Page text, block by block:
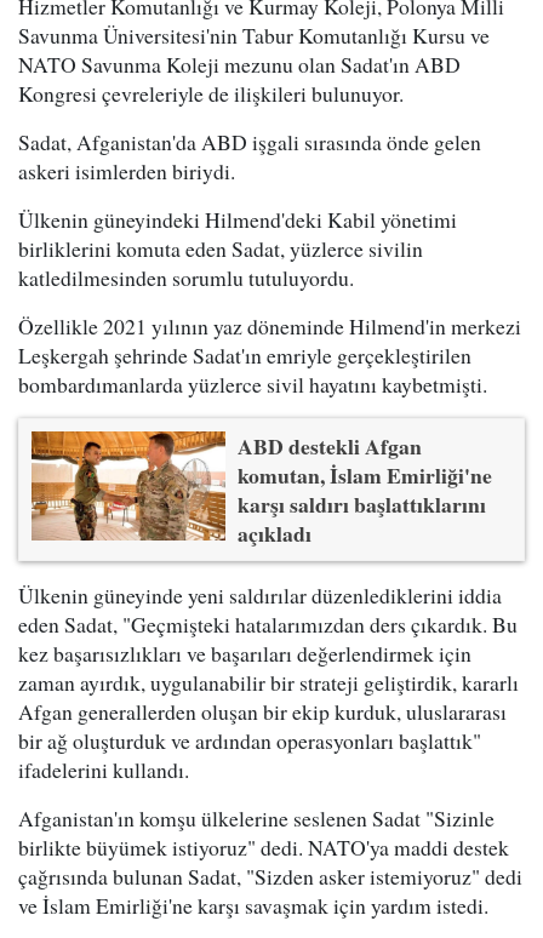
Hizmetler Komutanlığı ve Kurmay Koleji, Polonya Milli
Savunma Üniversitesi'nin Tabur Komutanlığı Kursu ve
NATO Savunma Koleji mezunu olan Sadat'ın ABD
Kongresi çevreleriyle de ilişkileri bulunuyor.
Sadat, Afganistan'da ABD işgali sırasında önde gelen
askeri isimlerden biriydi.
Ülkenin güneyindeki Hilmend'deki Kabil yönetimi
birliklerini komuta eden Sadat, yüzlerce sivilin
katledilmesinden sorumlu tutuluyordu.
Özellikle 2021 yılının yaz döneminde Hilmend'in merkezi
Leşkergah şehrinde Sadat'ın emriyle gerçekleştirilen
bombardımanlarda yüzlerce sivil hayatını kaybetmişti.
ABD destekli Afgan
komutan, İslam Emirliği'ne
karşı saldırı başlattıklarını
açıkladı
Ülkenin güneyinde yeni saldırılar düzenlediklerini iddia
eden Sadat, "Geçmişteki hatalarımızdan ders çıkardık. Bu
kez başarısızlıkları ve başarıları değerlendirmek için
zaman ayırdık, uygulanabilir bir strateji geliştirdik, kararlı
Afgan generallerden oluşan bir ekip kurduk, uluslararası
bir ağ oluşturduk ve ardından operasyonları başlattık"
ifadelerini kullandı.
Afganistan'ın komşu ülkelerine seslenen Sadat "Sizinle
birlikte büyümek istiyoruz" dedi. NATO'ya maddi destek
çağrısında bulunan Sadat, "Sizden asker istemiyoruz" dedi
ve İslam Emirliği'ne karşı savaşmak için yardım istedi.